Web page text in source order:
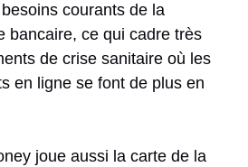
courants de la
bancaire, ce qui cadre très
de crise sanitaire où les
en ligne se font de plus en
joue aussi la carte de la